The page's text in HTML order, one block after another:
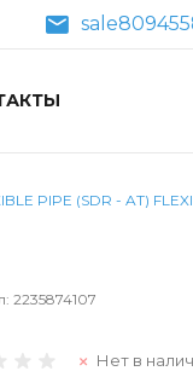
PIPE (SDR - AT)
2235874107
Нет в